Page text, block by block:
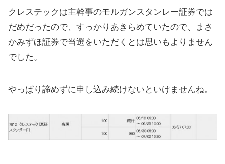
クレステックは主幹事のモルガンスタンレー証券では
だめだったので、すっかりあきらめていたので、まさ
かみずほ証券で当選をいただくとは思いもよりません
でした。
やっぱり諦めずに申し込み続けないといけませんね。